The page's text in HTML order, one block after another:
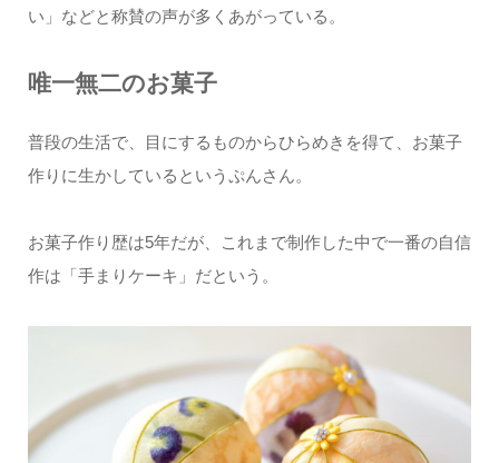
い」などと称賛の声が多くあがっている。
唯一無二のお菓子
普段の生活で、目にするものからひらめきを得て、お菓子
作りに生かしているというぷんさん。
お菓子作り歴は5年だが、これまで制作した中で一番の自信
作は「手まりケーキ」だという。